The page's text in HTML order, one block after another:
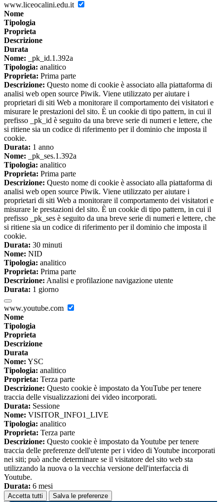
www.liceocalini.edu.it
Nome
Tipologia
Proprieta
Descrizione
Durata
Nome: _pk_id.1.392a
Tipologia: analitico
Proprieta: Prima parte
Descrizione: Questo nome di cookie è associato alla piattaforma di
analisi web open source Piwik. Viene utilizzato per aiutare i
proprietari di siti Web a monitorare il comportamento dei visitatori e
misurare le prestazioni del sito. È un cookie di tipo pattern, in cui il
prefisso _pk_id è seguito da una breve serie di numeri e lettere, che
si ritiene sia un codice di riferimento per il dominio che imposta il
cookie.
Durata: 1 anno
Nome: _pk_ses.1.392a
Tipologia: analitico
Proprieta: Prima parte
Descrizione: Questo nome di cookie è associato alla piattaforma di
analisi web open source Piwik. Viene utilizzato per aiutare i
proprietari di siti Web a monitorare il comportamento dei visitatori e
misurare le prestazioni del sito. È un cookie di tipo pattern, in cui il
prefisso _pk_ses è seguito da una breve serie di numeri e lettere, che
si ritiene sia un codice di riferimento per il dominio che imposta il
cookie.
Durata: 30 minuti
Nome: NID
Tipologia: analitico
Proprieta: Prima parte
Descrizione: Analisi e profilazione navigazione utente
Durata: 1 giorno
www.youtube.com
Nome
Tipologia
Proprieta
Descrizione
Durata
Nome: YSC
Tipologia: analitico
Proprieta: Terza parte
Descrizione: Questo cookie è impostato da YouTube per tenere
traccia delle visualizzazioni dei video incorporati.
Durata: Sessione
Nome: VISITOR_INFO1_LIVE
Tipologia: analitico
Proprieta: Terza parte
Descrizione: Questo cookie è impostato da Youtube per tenere
traccia delle preferenze dell'utente per i video di Youtube incorporati
nei siti; può anche determinare se il visitatore del sito web sta
utilizzando la nuova o la vecchia versione dell'interfaccia di
Youtube.
Durata: 6 mesi
Accetta tutti Salva le preferenze